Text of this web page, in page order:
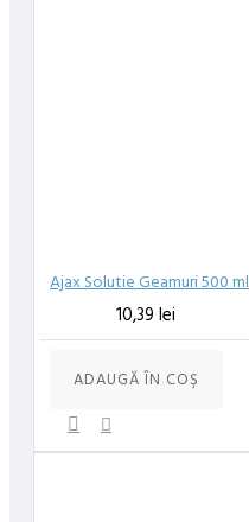
Ajax Solutie Geamuri 500 ml
10,39 lei
ADAUGĂ ÎN COŞ